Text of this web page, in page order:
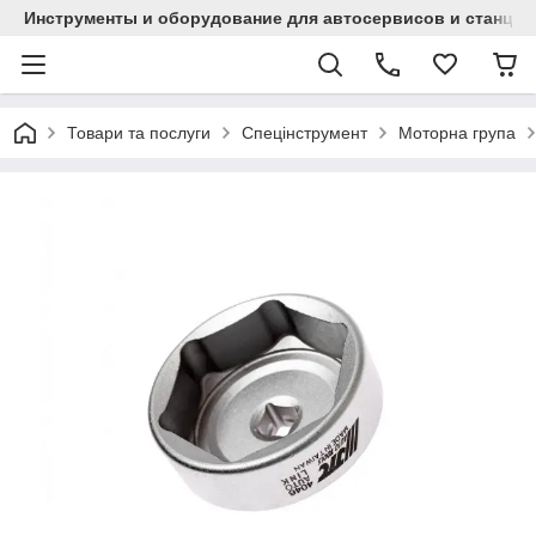
Инструменты и оборудование для автосервисов и
Товари та послуги Спецінструмент Моторна група